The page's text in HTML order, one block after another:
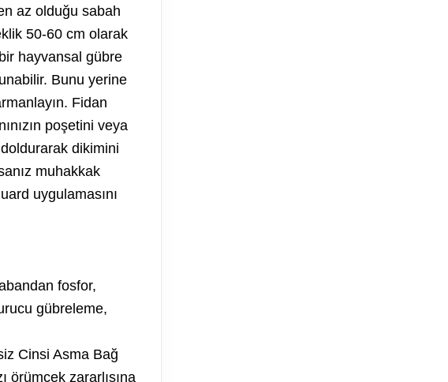
az olduğu sabah
50-60 cm olarak
hayvansal gübre
Bunu yerine
Fidan
poşetini veya
doldurarak dikimini
muhakkak
uygulamasını
fosfor,
gübreleme,
Cinsi Asma Bağ
örümcek zararlısına